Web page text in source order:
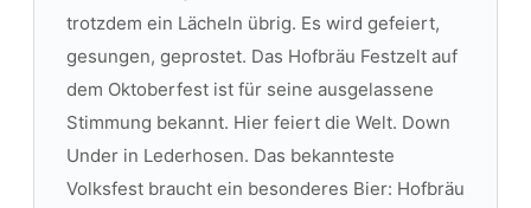
trotzdem ein Lächeln übrig. Es wird gefeiert,
gesungen, geprostet. Das Hofbräu Festzelt auf
dem Oktoberfest ist für seine ausgelassene
Stimmung bekannt. Hier feiert die Welt. Down
Under in Lederhosen. Das bekannteste
Volksfest braucht ein besonderes Bier: Hofbräu